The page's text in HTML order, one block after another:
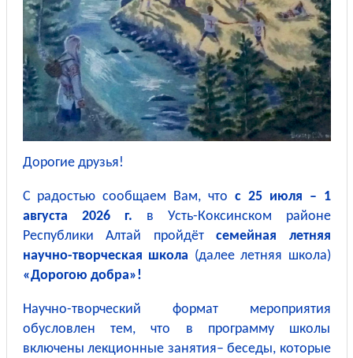
Дорогие друзья!
С радостью сообщаем Вам, что с 25 июля – 1
августа 2026 г. в Усть-Коксинском районе
Республики Алтай пройдёт семейная летняя
научно-творческая школа (далее летняя школа)
«Дорогою добра»!
Научно-творческий формат мероприятия
обусловлен тем, что в программу школы
включены лекционные занятия– беседы, которые